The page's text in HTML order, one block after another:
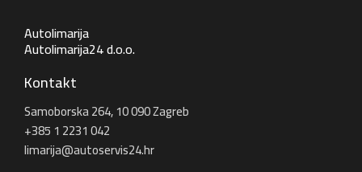
Autolimarija
Autolimarija24 d.o.o.
Kontakt
Samoborska 264, 10 090 Zagreb
+385 1 2231 042
limarija@autoservis24.hr